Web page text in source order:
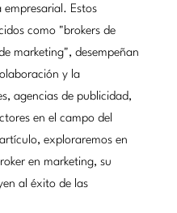
empresarial. Estos
como "brokers de
marketing", desempeñan
y la
agencias de publicidad,
en el campo del
exploraremos en
en marketing, su
al éxito de las